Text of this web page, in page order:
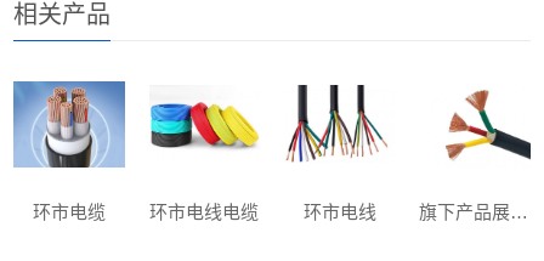
相关产品
环市电缆 环市电线电缆 环市电线 旗下产品展示三